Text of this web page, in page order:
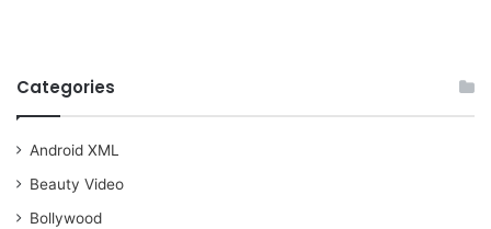
Categories
Android XML
Beauty Video
Bollywood